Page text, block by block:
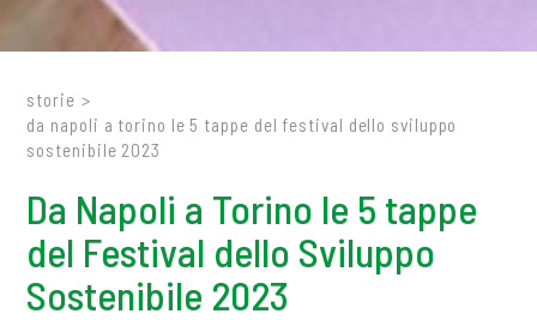
storie >
da napoli a torino le 5 tappe del festival dello sviluppo
sostenibile 2023
Da Napoli a Torino le 5 tappe
del Festival dello Sviluppo
Sostenibile 2023